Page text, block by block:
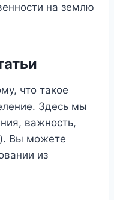
на землю
что такое
Здесь мы
важность,
Вы можете
из